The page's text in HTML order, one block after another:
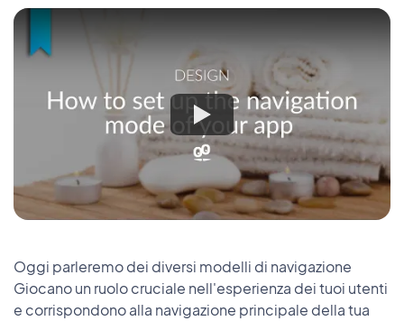
Oggi parleremo dei diversi modelli di navigazione
Giocano un ruolo cruciale nell'esperienza dei tuoi utenti
e corrispondono alla navigazione principale della tua